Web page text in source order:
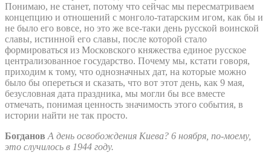
Понимаю, не станет, потому что сейчас мы пересматриваем
концепцию и отношений с монголо-татарским игом, как бы и
не было его вовсе, но это же все-таки день русской воинской
славы, истинной его славы, после которой стало
формироваться из Московского княжества единое русское
централизованное государство. Почему мы, кстати говоря,
приходим к тому, что однозначных дат, на которые можно
было бы опереться и сказать, что вот этот день, как 9 мая,
безусловная дата праздника, мы могли бы все вместе
отмечать, понимая ценность значимость этого события, в
истории найти не так просто.
Богданов А день освобождения Киева? 6 ноября, по-моему,
это случилось в 1944 году.